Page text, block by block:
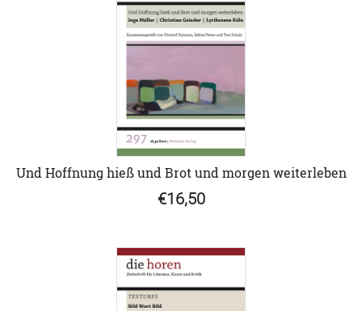
Und Hoffnung hieß und Brot und morgen weiterleben
€16,50